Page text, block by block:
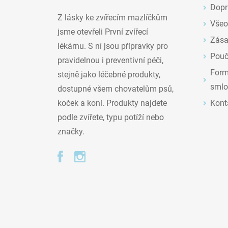
Z lásky ke zvířecím mazlíčkům
jsme otevřeli První zvířecí
lékárnu. S ní jsou přípravky pro
pravidelnou i preventivní péči,
stejně jako léčebné produkty,
dostupné všem chovatelům psů,
koček a koní. Produkty najdete
podle zvířete, typu potíží nebo
značky.